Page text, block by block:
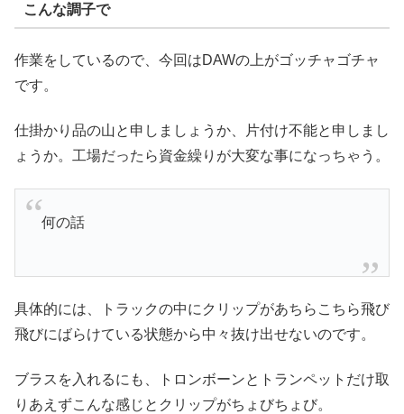
こんな調子で
作業をしているので、今回はDAWの上がゴッチャゴチャ
です。
仕掛かり品の山と申しましょうか、片付け不能と申しまし
ょうか。工場だったら資金繰りが大変な事になっちゃう。
何の話
具体的には、トラックの中にクリップがあちらこちら飛び
飛びにばらけている状態から中々抜け出せないのです。
ブラスを入れるにも、トロンボーンとトランペットだけ取
りあえずこんな感じとクリップがちょびちょび。